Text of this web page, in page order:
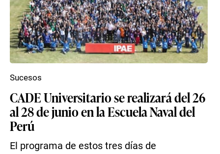
CADE Universitario se realizará del 26
al 28 de junio en la Escuela Naval del
Perú
El programa de estos tres días de
Sucesos